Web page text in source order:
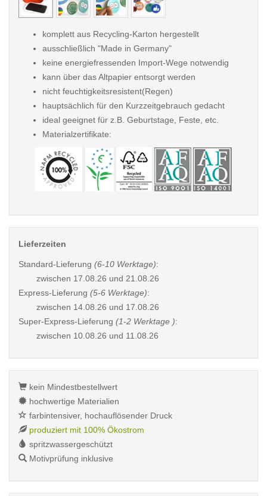
komplett aus Recycling-Karton hergestellt
ausschließlich "Made in Germany"
keine energiefressenden Import-Wege notwendig
kann über das Altpapier entsorgt werden
nicht feuchtigkeitsresistent(Regen)
hauptsächlich für den Kurzzeitgebrauch gedacht
ideal geeignet für z.B. Geburtstage, Feste, etc.
Materialzertifikate:
Lieferzeiten
Standard-Lieferung (6-10 Werktage):
zwischen 17.08.26 und 21.08.26
Express-Lieferung (5-6 Werktage):
zwischen 14.08.26 und 17.08.26
Super-Express-Lieferung (1-2 Werktage ):
zwischen 10.08.26 und 11.08.26
kein Mindestbestellwert
hochwertige Materialien
farbintensiver, hochauflösender Druck
produziert mit 100% Ökostrom
spritzwassergeschützt
Motivprüfung inklusive